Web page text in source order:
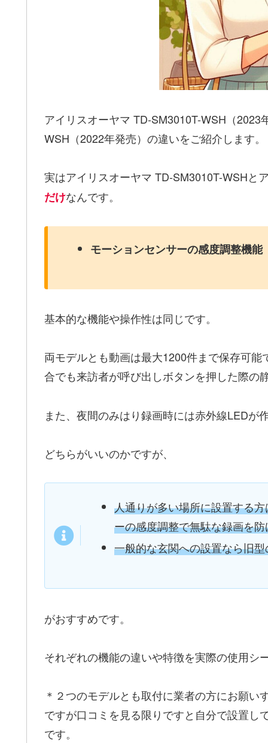
アイリスオーヤマ TD-SM3010T-WSH（
WSH（2022年発売）の違いをご紹介します。
実はアイリスオーヤマ TD-SM3010T-WSHと
だけなんです。
モーションセンサーの感度調整機能
基本的な機能や操作性は同じです。
両モデルとも動画は最大1200件まで保存可
合でも来訪者が呼び出しボタンを押した際の
また、夜間のみはり録画時には赤外線LEDが
どちらがいいのかですが、
人通りが多い場所に設置する
ーの感度調整で無駄な録画を
一般的な玄関への設置なら旧
がおすすめです。
それぞれの機能の違いや特徴を実際の使用シ
＊２つのモデルとも取付に業者の方にお願い
ですが口コミを見る限りですと自分で設置し
です。